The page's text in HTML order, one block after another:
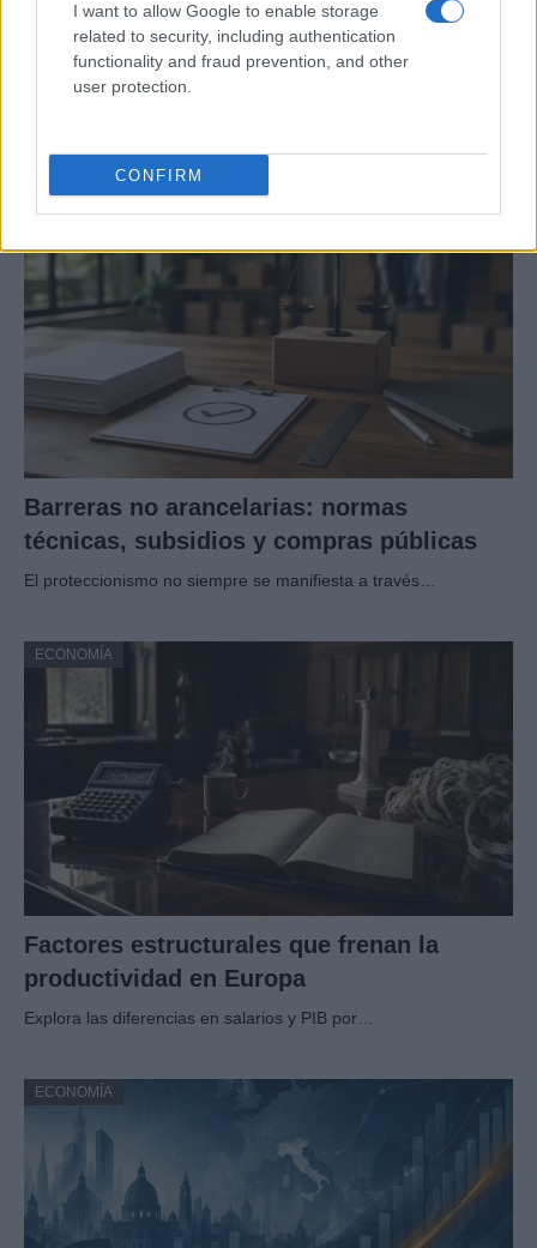
I want to allow Google to enable storage
related to security, including authentication
functionality and fraud prevention, and other
user protection.
CONFIRM
El PIB de España crece un 0.7% en el
segundo trimestre de 2026, por encima de
la media de la UE
ECONOMÍA
Barreras no arancelarias: normas
técnicas, subsidios y compras públicas
El proteccionismo no siempre se manifiesta a través…
ECONOMÍA
Factores estructurales que frenan la
productividad en Europa
Explora las diferencias en salarios y PIB por…
ECONOMÍA